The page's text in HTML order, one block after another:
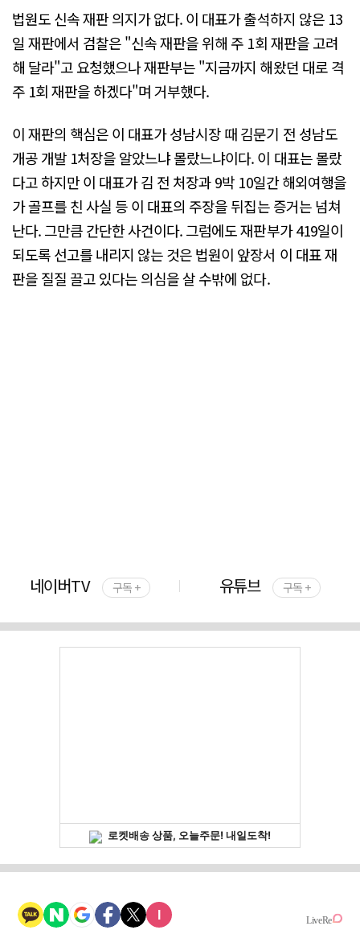
법원도 신속 재판 의지가 없다. 이 대표가 출석하지 않은 13
일 재판에서 검찰은 "신속 재판을 위해 주 1회 재판을 고려
해 달라"고 요청했으나 재판부는 "지금까지 해왔던 대로 격
주 1회 재판을 하겠다"며 거부했다.
이 재판의 핵심은 이 대표가 성남시장 때 김문기 전 성남도
개공 개발 1처장을 알았느냐 몰랐느냐이다. 이 대표는 몰랐
다고 하지만 이 대표가 김 전 처장과 9박 10일간 해외여행을
가 골프를 친 사실 등 이 대표의 주장을 뒤집는 증거는 넘쳐
난다. 그만큼 간단한 사건이다. 그럼에도 재판부가 419일이
되도록 선고를 내리지 않는 것은 법원이 앞장서 이 대표 재
판을 질질 끌고 있다는 의심을 살 수밖에 없다.
네이버TV 구독 + 유튜브 구독 +